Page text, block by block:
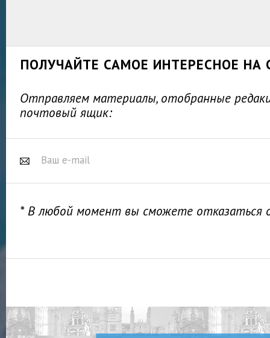
ПОЛУЧАЙТЕ САМОЕ ИНТЕРЕСНОЕ НА
Отправляем материалы, отобранные
почтовый ящик:
* В любой момент вы сможете отказаться